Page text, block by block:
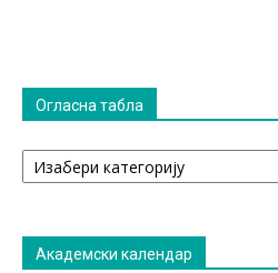
Огласна табла
Огласна
табла
Академски календар